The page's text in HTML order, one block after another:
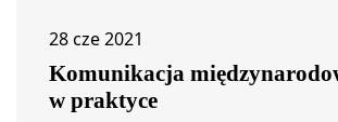
28 cze 2021
Komunikacja
w praktyce